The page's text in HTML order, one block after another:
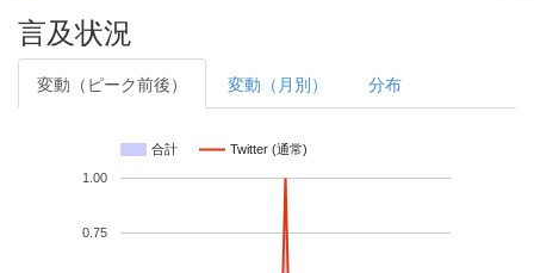
言及状況
変動（ピーク前後） 変動（月別） 分布
合計 Twitter (通常)
0.75
1.00